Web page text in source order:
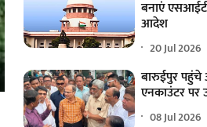
बनाएं
आदेश
20 Jul 2026
बारुईपुर
एनकाउंटर पर
08 Jul 2026